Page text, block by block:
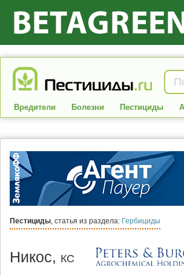
Вредители Болезни Пестициды
Пестициды, статья из раздела: Гербициды
Никос, КС